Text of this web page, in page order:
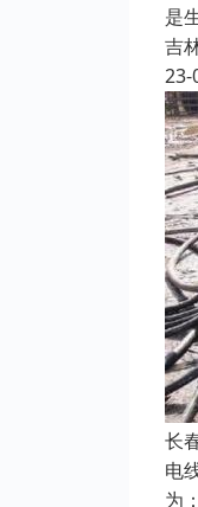
是
吉
23-
长
电
为